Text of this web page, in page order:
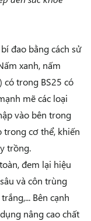
đao bằng cách sử
xanh, nấm
có trong BS25 có
mẽ các loại
vào bên trong
trong cơ thể, khiến
trồng.
đem lại hiệu
và côn trùng
Bên cạnh
nâng cao chất